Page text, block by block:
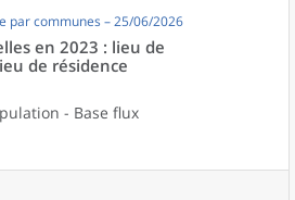
par communes – 25/06/2026
en 2023 : lieu de
de résidence
- Base flux